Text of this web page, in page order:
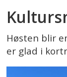
Høsten blir
er glad i